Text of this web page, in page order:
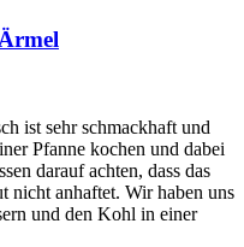
ist sehr schmackhaft und
Pfanne kochen und dabei
darauf achten, dass das
nicht anhaftet. Wir haben uns
und den Kohl in einer